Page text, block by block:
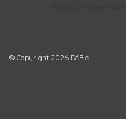
Product video
© Copyright 2026 DéBlé -